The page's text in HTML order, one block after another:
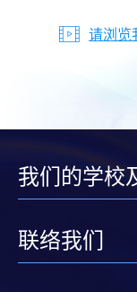
请浏览
我们的学校
联络我们